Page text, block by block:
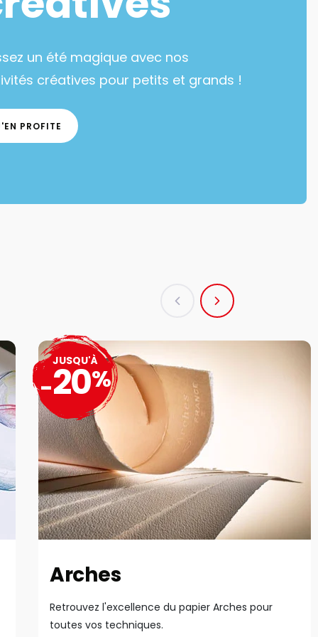
un été magique avec nos
créatives pour petits et grands !
PROFITE
Arches
Retrouvez l'excellence du papier Arches pour
toutes vos techniques.
JUSQU'À
-20%